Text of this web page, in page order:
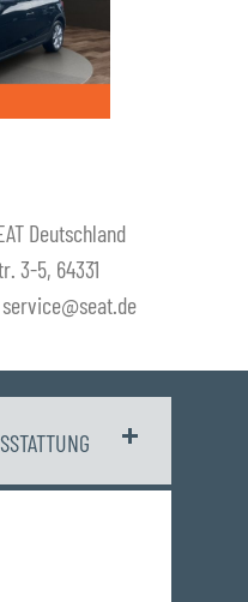
Deutschland
3-5, 64331